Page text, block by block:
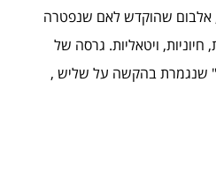
אלבום שהוקדש לאם שנפטרה
ויטאליות. גרסה של
!" שנגמרת בהקשה על שליש ,